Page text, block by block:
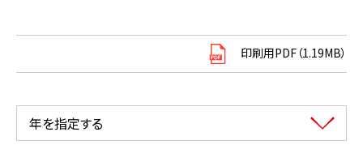
印刷用PDF（1.19MB）
年を指定する